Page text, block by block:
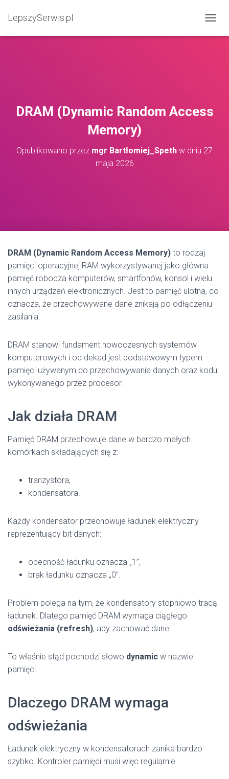
LepszySerwis.pl
DRAM (Dynamic Random Access
Memory)
Opublikowano przez mgr Bartłomiej_Speth w dniu 27
maja 2026
DRAM (Dynamic Random Access Memory) to rodzaj
pamięci operacyjnej RAM wykorzystywanej jako główna
pamięć robocza komputerów, smartfonów, konsol i wielu
innych urządzeń elektronicznych. Jest to pamięć ulotna, co
oznacza, że przechowywane dane znikają po odłączeniu
zasilania.
DRAM stanowi fundament nowoczesnych systemów
komputerowych i od dekad jest podstawowym typem
pamięci używanym do przechowywania danych oraz kodu
wykonywanego przez procesor.
Jak działa DRAM
Pamięć DRAM przechowuje dane w bardzo małych
komórkach składających się z:
tranzystora,
kondensatora.
Każdy kondensator przechowuje ładunek elektryczny
reprezentujący bit danych:
obecność ładunku oznacza „1”,
brak ładunku oznacza „0”.
Problem polega na tym, że kondensatory stopniowo tracą
ładunek. Dlatego pamięć DRAM wymaga ciągłego
odświeżania (refresh), aby zachować dane.
To właśnie stąd pochodzi słowo dynamic w nazwie
pamięci.
Dlaczego DRAM wymaga
odświeżania
Ładunek elektryczny w kondensatorach zanika bardzo
szybko. Kontroler pamięci musi więc regularnie: